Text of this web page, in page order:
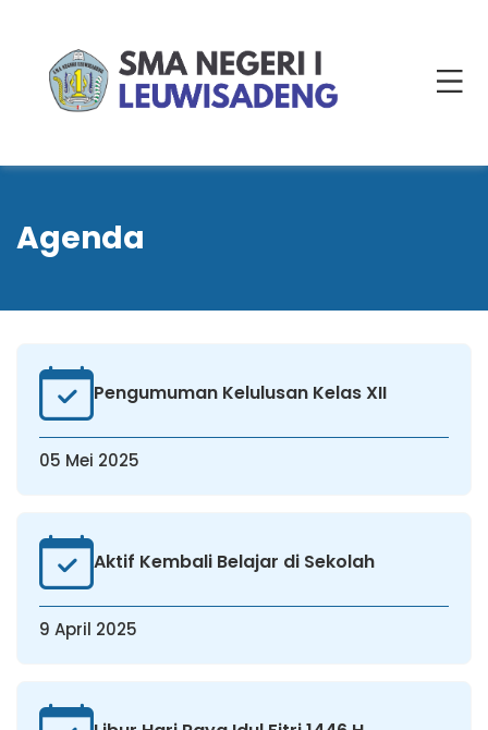
Agenda
Pengumuman Kelulusan Kelas XII
05 Mei 2025
Aktif Kembali Belajar di Sekolah
9 April 2025